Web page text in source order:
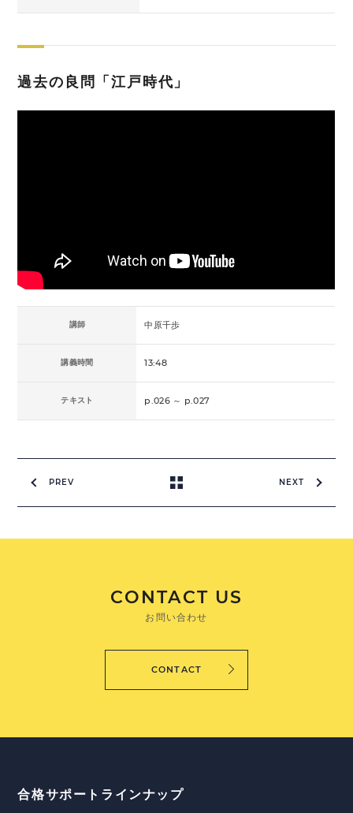
過去の良問「江戸時代」
講師 中原千歩
講義時間 13:48
テキスト p.026 ～ p.027
PREV NEXT
CONTACT US
お問い合わせ
CONTACT
合格サポートラインナップ